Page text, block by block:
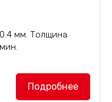
мм. Толщина
полос с
изготавливает
Подробнее